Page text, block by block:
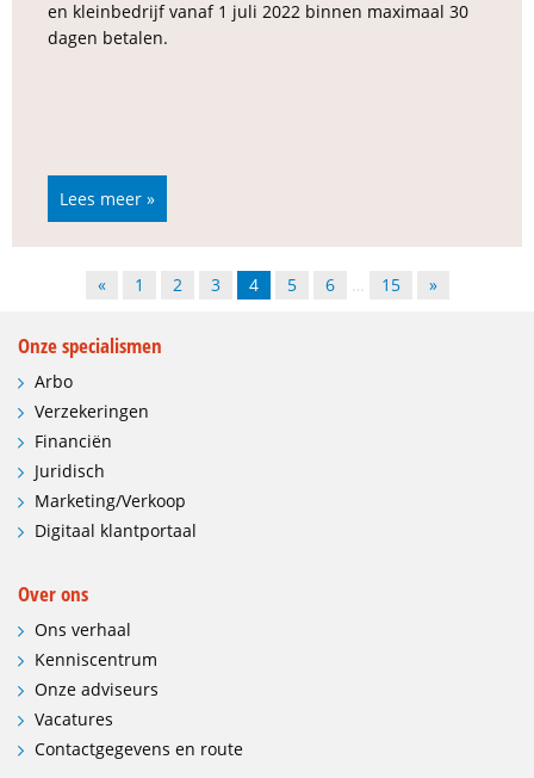
en kleinbedrijf vanaf 1 juli 2022 binnen maximaal 30
dagen betalen.
Lees meer »
« 1 2 3 4 5 6 … 15 »
Onze specialismen
Arbo
Verzekeringen
Financiën
Juridisch
Marketing/Verkoop
Digitaal klantportaal
Over ons
Ons verhaal
Kenniscentrum
Onze adviseurs
Vacatures
Contactgegevens en route